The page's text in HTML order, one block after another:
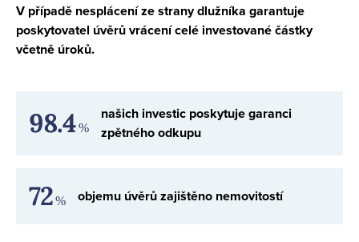
V případě nesplácení ze strany dlužníka garantuje
poskytovatel úvěrů vrácení celé investované částky
včetně úroků.
98.4%
našich investic poskytuje garanci
zpětného odkupu
72% objemu úvěrů zajištěno nemovitostí